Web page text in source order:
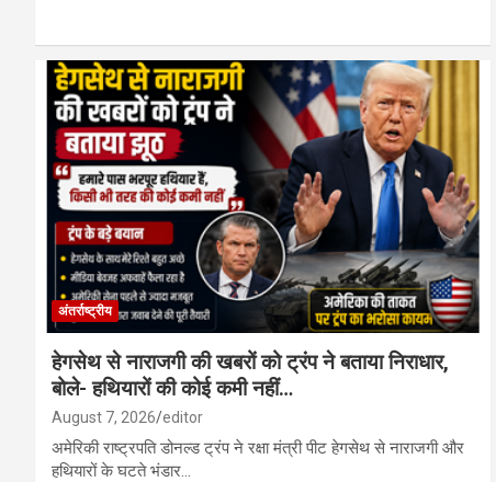
अंतर्राष्ट्रीय
हेगसेथ से नाराजगी की खबरों को ट्रंप ने बताया निराधार,
बोले- हथियारों की कोई कमी नहीं…
August 7, 2026 editor
अमेरिकी राष्ट्रपति डोनल्ड ट्रंप ने रक्षा मंत्री पीट हेगसेथ से नाराजगी और
हथियारों के घटते भंडार…